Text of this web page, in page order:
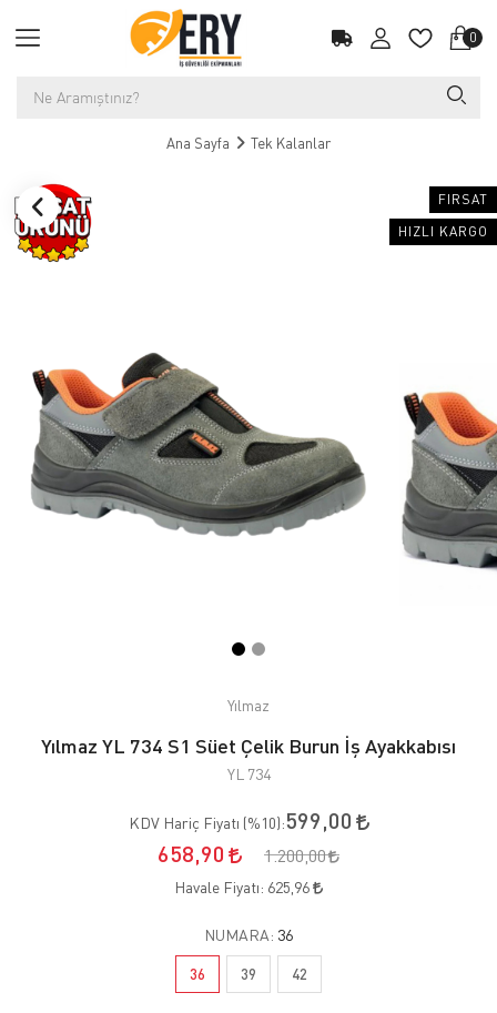
0
Ana Sayfa Tek Kalanlar
FIRSAT
HIZLI KARGO
Yılmaz
Yılmaz YL 734 S1 Süet Çelik Burun İş Ayakkabısı
YL 734
KDV Hariç Fiyatı (%10):599,00
658,90
1.200,00
Havale Fiyatı: 625,96
NUMARA: 36
36 39 42